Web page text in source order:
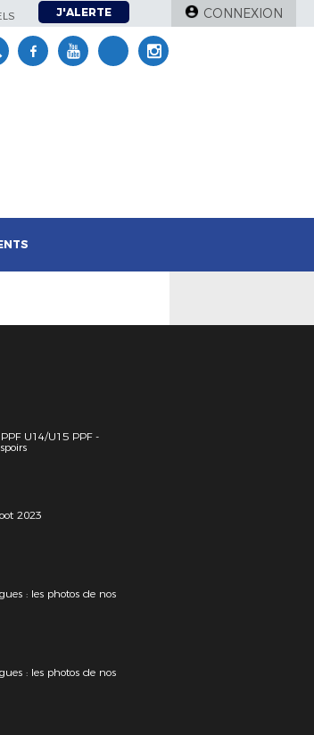
J'ALERTE CONNEXION
U14/U15 PPF -
2023
: les photos de nos
: les photos de nos